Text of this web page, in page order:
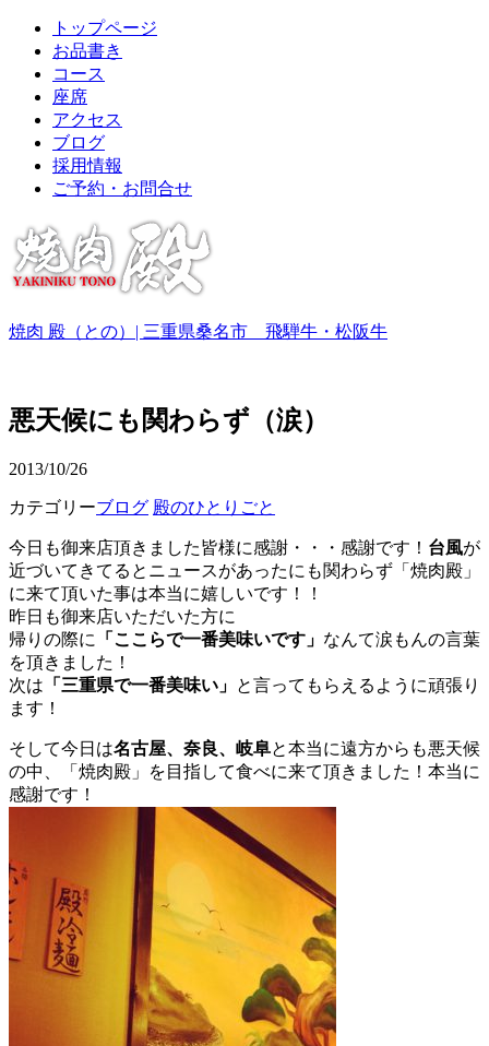
トップページ
お品書き
コース
座席
アクセス
ブログ
採用情報
ご予約・お問合せ
焼肉 殿（との）| 三重県桑名市 飛騨牛・松阪牛
悪天候にも関わらず（涙）
2013/10/26
カテゴリーブログ 殿のひとりごと
今日も御来店頂きました皆様に感謝・・・感謝です！ 台風が
近づいてきてるとニュ ースがあったにも関わらず「焼肉殿」
に来て頂いた事は本当に嬉しいです！！
昨日も御来店いただいた方に
帰りの際に
「ここらで一番美味いです」 なんて涙もんの言葉
を頂き ました！
次は 「三重県で一番美味い」 と言ってもらえるように頑張り
ます！
そして今日は名古屋、奈良、岐阜と本当に遠方からも悪天候
の中、
「焼肉殿」を目指して食べに来て頂きました！本当に
感謝です！